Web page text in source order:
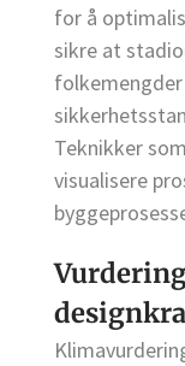
for å
sikre at
Teknikker
visualisere